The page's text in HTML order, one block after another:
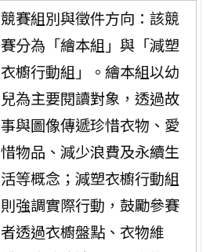
競賽組別與徵件方向：該競
賽分為「繪本組」與「減塑
衣櫥行動組」。繪本組以幼
兒為主要閱讀對象，透過故
事與圖像傳遞珍惜衣物、愛
惜物品、減少浪費及永續生
活等概念；減塑衣櫥行動組
則強調實際行動，鼓勵參賽
者透過衣櫥盤點、衣物維